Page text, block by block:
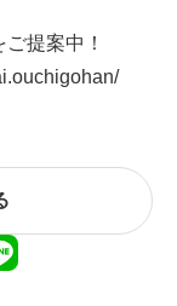
提案中！